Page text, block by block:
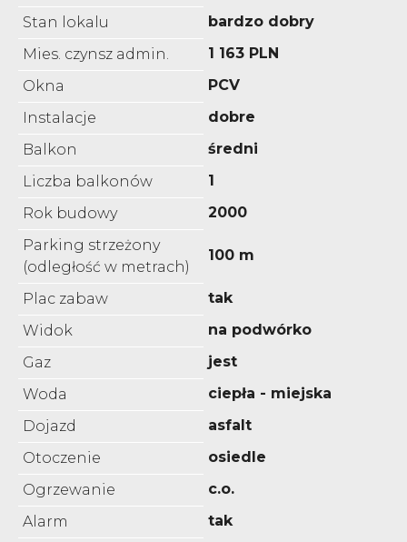
Stan lokalu
bardzo dobry
Mies. czynsz admin.
1 163 PLN
Okna
PCV
Instalacje
dobre
Balkon
średni
Liczba balkonów
1
Rok budowy
2000
Parking strzeżony
(odległość w metrach)
100 m
Plac zabaw
tak
Widok
na podwórko
Gaz
jest
Woda
ciepła - miejska
Dojazd
asfalt
Otoczenie
osiedle
Ogrzewanie
c.o.
Alarm
tak